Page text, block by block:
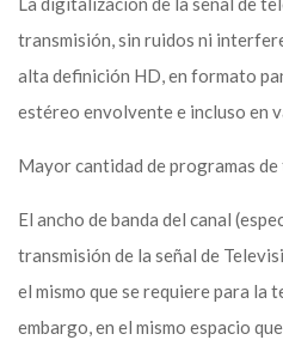
transmisión, sin ruidos ni
alta definición HD, en formato
estéreo envolvente e incluso en
Mayor cantidad de programas
El ancho de banda del canal
transmisión de la señal de
el mismo que se requiere para la
embargo, en el mismo espacio